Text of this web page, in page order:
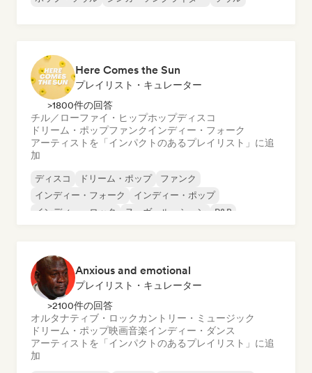
Here Comes the Sun
プレイリスト・キュレーター
>1800件の回答
チル／ローファイ・ヒップホップディスコ
ドリーム・ポップファンクインディー・フォーク
アーティストを「インパクトのあるプレイリスト」に追
加
ディスコ ドリーム・ポップ
ファンク
インディー・フォーク
インディー・ポップ
インディー・ロック
ヌーヴェル・シーン R&B
Anxious and emotional
プレイリスト・キュレーター
>2100件の回答
オルタナティブ・ロック カントリー・ミュージック
ドリーム・ポップ映画音楽インディー・ダンス
アーティストを「インパクトのあるプレイリスト」に追
加